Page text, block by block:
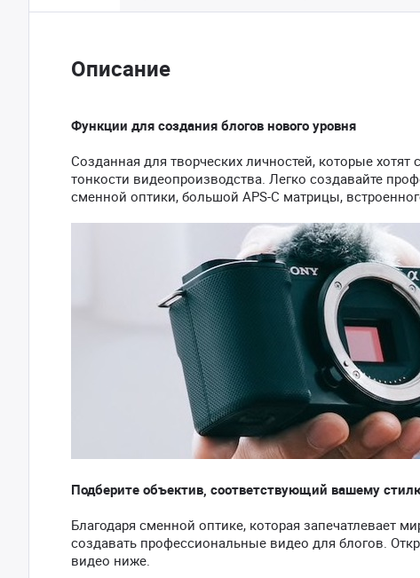
Описание
Функции для создания блогов нового уровня
Созданная для творческих личностей, которые
тонкости видеопроизводства. Легко создавайте
сменной оптики, большой APS-C матрицы,
Подберите объектив, соответствующий вашему
Благодаря сменной оптике, которая запечатлевает
создавать профессиональные видео для блогов.
видео ниже.